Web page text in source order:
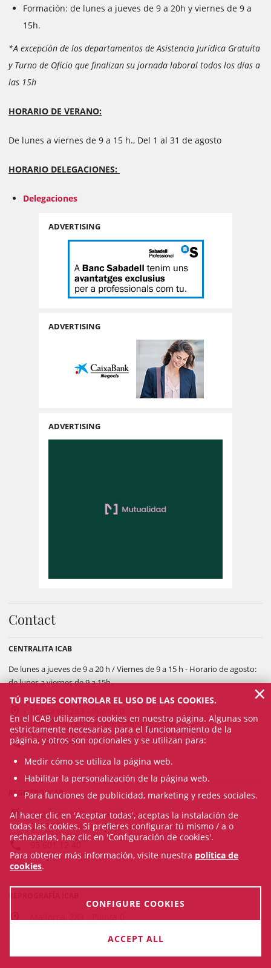
Formación: de lunes a jueves de 9 a 20h y viernes de 9 a
15h.
*A excepción de los departamentos de Asistencia Jurídica Gratuita
y Turno de Oficio que finalizan su jornada laboral todos los días a
las 15h
HORARIO DE VERANO:
De lunes a viernes de 9 a 15 h., Del 1 al 31 de agosto
HORARIO DELEGACIONES:
Delegaciones
ADVERTISING
ADVERTISING
ADVERTISING
Contact
CENTRALITA ICAB
De lunes a jueves de 9 a 20 h / Viernes de 9 a 15 h - Horario de agosto:
de lunes a viernes de 9 a 15h.
08037 Barcelona , Barcelona (Spain)
93 496 18 80
REGISTRO ICAB
Mallorca, 283 - Planta 0
08037 Barcelona , Barcelona (Spain)
TÚ PUEDES CONTROLAR EL USO DE LAS COOKIES.
En el ICAB utilizamos cookies en nuestra página. Algunas son
estrictamente necesarias para el funcionamiento de la
página, y otros son opcionales y se utilizan para:
Medir cómo se utiliza la página web.
Habilitar la personalización de la página web.
Para funciones de publicidad, marketing y redes sociales.
Al hacer clic en 'Aceptar todas', aceptas la instalación de
todas las cookies. Si prefieres configurar tú mismo / a o
rechazarlas, haz clic en 'Configuración de cookies'.
Para obtener más información, visite nuestra política de
cookies.
CONFIGURE COOKIES
ACCEPT ALL
×